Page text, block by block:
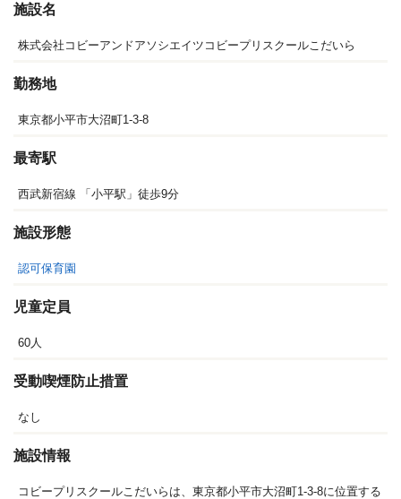
施設名
株式会社コビーアンドアソシエイツコビープリスクールこだいら
勤務地
東京都小平市大沼町1-3-8
最寄駅
西武新宿線 「小平駅」徒歩9分
施設形態
認可保育園
児童定員
60人
受動喫煙防止措置
なし
施設情報
コビープリスクールこだいらは、東京都小平市大沼町1-3-8に位置する